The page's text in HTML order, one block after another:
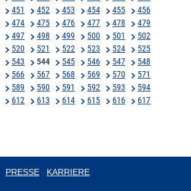
451 452 453 454 455
456
474 475 476 477 478
479
497 498 499 500 501
502
520 521 522 523 524
525
543 544 545 546 547
548
566 567 568 569 570
571
589 590 591 592 593
594
612 613 614 615 616
617
PRESSE
KARRIERE